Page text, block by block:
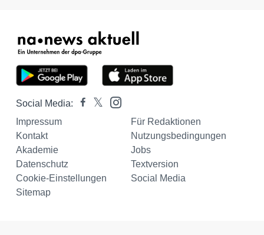
Social Media:
Impressum
Für Redaktionen
Kontakt
Nutzungsbedingungen
Akademie
Jobs
Datenschutz
Textversion
Cookie-Einstellungen
Social Media
Sitemap